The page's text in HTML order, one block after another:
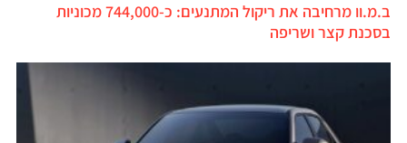
ב.מ.וו מרחיבה את ריקול המתנעים: כ-744,000 מכוניות
בסכנת קצר ושריפה